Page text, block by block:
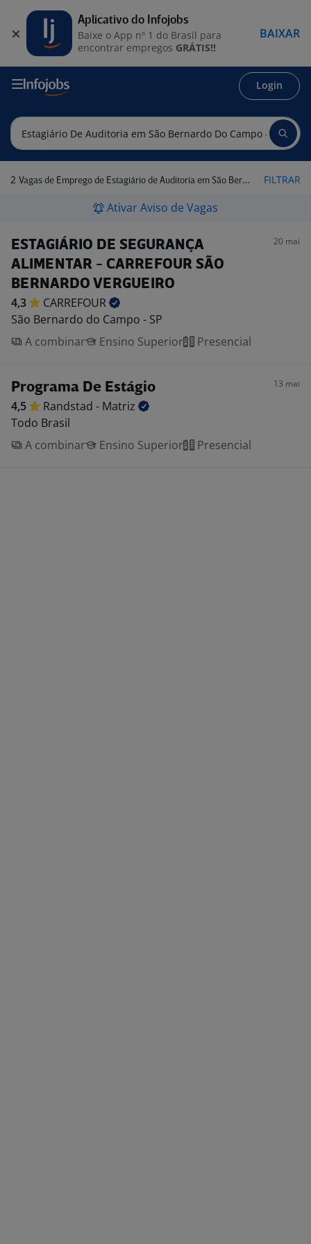
Login
2 Vagas de Emprego de Estagiário de Auditoria em São Bernardo do Campo - SP FILTRAR
Ativar Aviso de Vagas
ESTAGIÁRIO DE SEGURANÇA
ALIMENTAR - CARREFOUR SÃO
BERNARDO VERGUEIRO
20 mai
4,3
CARREFOUR
São Bernardo do Campo - SP
A combinar
Ensino Superior Presencial
Programa De Estágio 13 mai
4,5 Randstad - Matriz
Todo Brasil
A combinar
Ensino Superior Presencial
Aplicativo do Infojobs
Baixe o App nº 1 do Brasil para
encontrar empregos GRÁTIS!!
BAIXAR